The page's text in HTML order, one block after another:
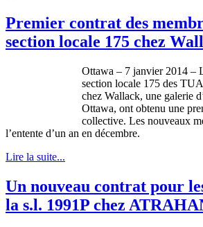
Premier contrat des
section locale 175 chez
Ottawa – 7 janvier2014 –
section locale 175 des
chez Wallack, une galerie
Ottawa, ont obtenu une
collective. Les nouveaux
l’entente d’un an en décembre.
Lire la suite...
Un nouveau contrat pour
la s.l. 1991P chez